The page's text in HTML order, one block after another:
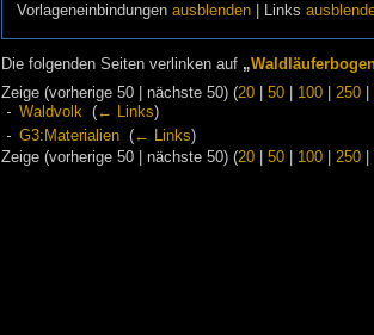
Vorlageneinbindungenausblenden | Links
Die folgenden Seiten verlinken auf „
Zeige (vorherige 50 | nächste 50) (20| 50| 100| 250|
Waldvolk
(← Links)
G3:Materialien‎ (← Links)
Zeige (vorherige 50 | nächste 50) (20| 50| 100| 250|